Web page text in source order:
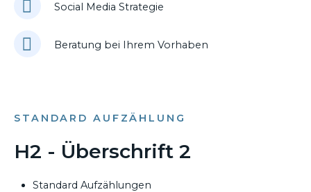
Social Media Strategie
Beratung bei Ihrem Vorhaben
STANDARD AUFZÄHLUNG
H2 - Überschrift 2
Standard Aufzählungen